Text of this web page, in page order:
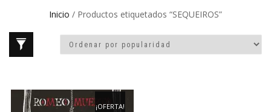
Inicio / Productos etiquetados “SEQUEIROS”
¡OFERTA!